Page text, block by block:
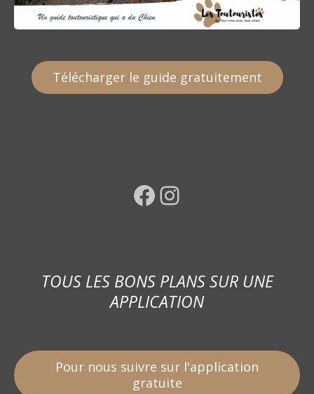
Télécharger le guide gratuitement
Facebook Instagram
TOUS LES BONS PLANS SUR UNE
APPLICATION
Pour nous suivre sur l'application
gratuite